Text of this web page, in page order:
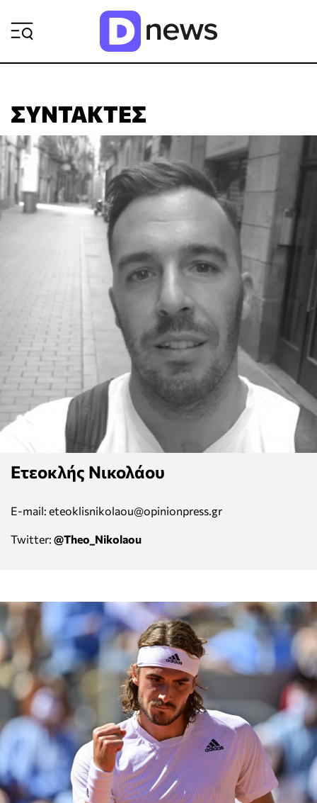
ΣΥΝΤΆΚΤΕΣ
Ετεοκλής Νικολάου
E-mail: eteoklisnikolaou@opinionpress.gr
Twitter: @Theo_Nikolaou